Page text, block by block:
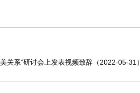
关系”研讨会上发表视频致辞（2022-05-31）